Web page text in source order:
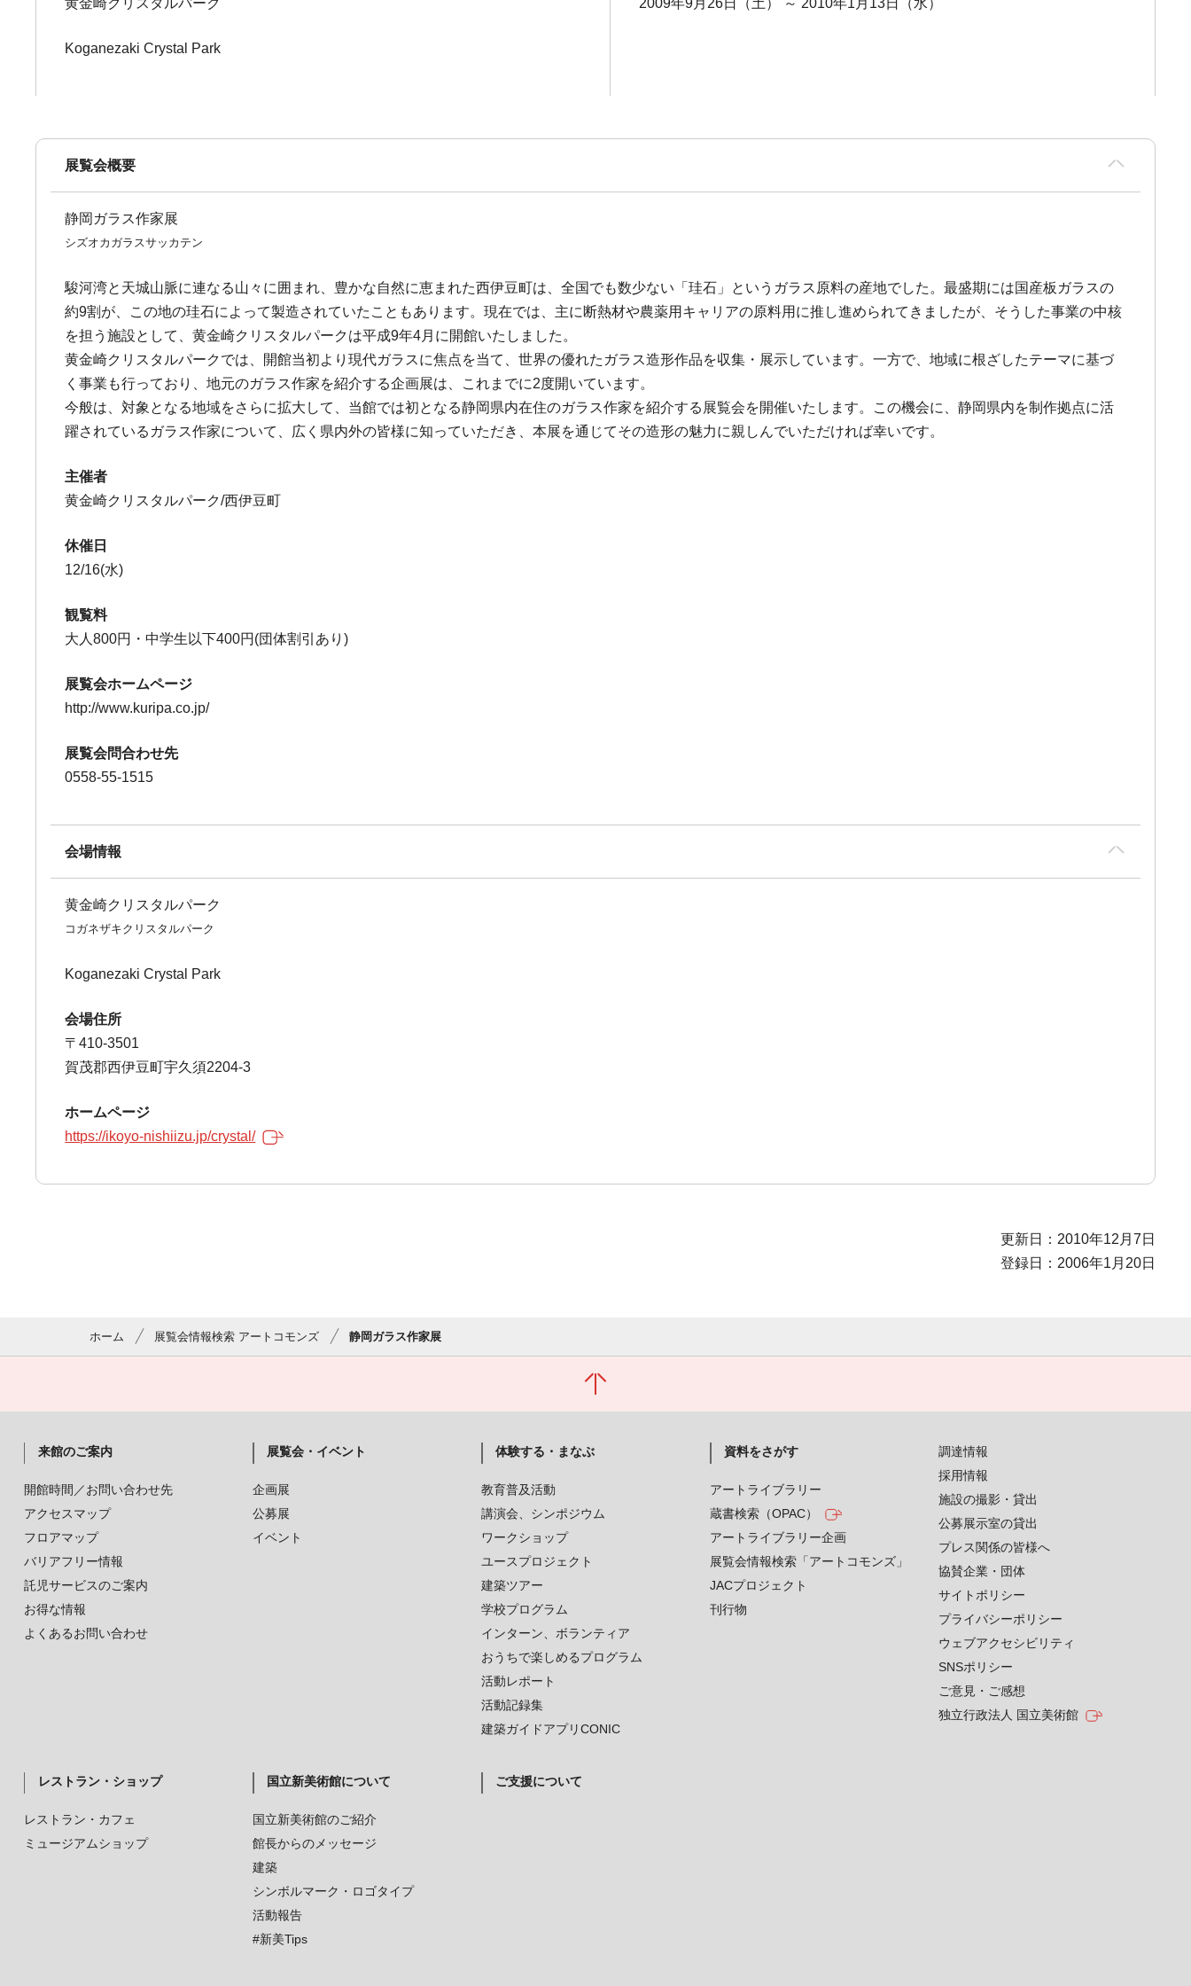
黄金崎クリスタルパーク
Koganezaki Crystal Park
2009年9月26日（土） ～ 2010年1月13日（水）
展覧会概要
静岡ガラス作家展
シズオカガラスサッカテン
駿河湾と天城山脈に連なる山々に囲まれ、豊かな自然に恵まれた西伊豆町は、全国でも数少ない「珪石」というガラス原料の産地でした。最盛期には国産板ガラスの
約9割が、この地の珪石によって製造されていたこともあります。現在では、主に断熱材や農薬用キャリアの原料用に推し進められてきましたが、そうした事業の中核
を担う施設として、黄金崎クリスタルパークは平成9年4月に開館いたしました。
黄金崎クリスタルパークでは、開館当初より現代ガラスに焦点を当て、世界の優れたガラス造形作品を収集・展示しています。一方で、地域に根ざしたテーマに基づ
く事業も行っており、地元のガラス作家を紹介する企画展は、これまでに2度開いています。
今般は、対象となる地域をさらに拡大して、当館では初となる静岡県内在住のガラス作家を紹介する展覧会を開催いたします。この機会に、静岡県内を制作拠点に活
躍されているガラス作家について、広く県内外の皆様に知っていただき、本展を通じてその造形の魅力に親しんでいただければ幸いです。
主催者
黄金崎クリスタルパーク/西伊豆町
休催日
12/16(水)
観覧料
大人800円・中学生以下400円(団体割引あり)
展覧会ホームページ
http://www.kuripa.co.jp/
展覧会問合わせ先
0558-55-1515
会場情報
黄金崎クリスタルパーク
コガネザキクリスタルパーク
Koganezaki Crystal Park
会場住所
〒410-3501
賀茂郡西伊豆町宇久須2204-3
ホームページ
https://ikoyo-nishiizu.jp/crystal/
更新日：2010年12月7日
登録日：2006年1月20日
ホーム 展覧会情報検索 アートコモンズ 静岡ガラス作家展
来館のご案内
開館時間／お問い合わせ先
アクセスマップ
フロアマップ
バリアフリー情報
託児サービスのご案内
お得な情報
よくあるお問い合わせ
展覧会・イベント
企画展
公募展
イベント
体験する・まなぶ
教育普及活動
講演会、シンポジウム
ワークショップ
ユースプロジェクト
建築ツアー
学校プログラム
インターン、ボランティア
おうちで楽しめるプログラム
活動レポート
活動記録集
建築ガイドアプリCONIC
資料をさがす
アートライブラリー
蔵書検索（OPAC）
アートライブラリー企画
展覧会情報検索「アートコモンズ」
JACプロジェクト
刊行物
レストラン・ショップ
レストラン・カフェ
ミュージアムショップ
国立新美術館について
国立新美術館のご紹介
館長からのメッセージ
建築
シンボルマーク・ロゴタイプ
活動報告
#新美Tips
ご支援について
調達情報
採用情報
施設の撮影・貸出
公募展示室の貸出
プレス関係の皆様へ
協賛企業・団体
サイトポリシー
プライバシーポリシー
ウェブアクセシビリティ
SNSポリシー
ご意見・ご感想
独立行政法人 国立美術館